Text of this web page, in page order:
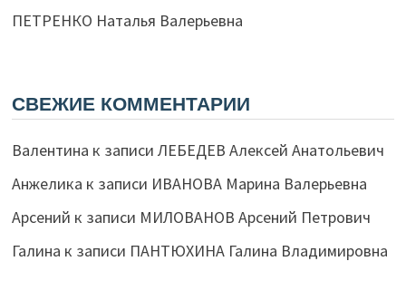
ПЕТРЕНКО Наталья Валерьевна
СВЕЖИЕ КОММЕНТАРИИ
Валентина к записи ЛЕБЕДЕВ Алексей Анатольевич
Анжелика к записи ИВАНОВА Марина Валерьевна
Арсений к записи МИЛОВАНОВ Арсений Петрович
Галина к записи ПАНТЮХИНА Галина Владимировна